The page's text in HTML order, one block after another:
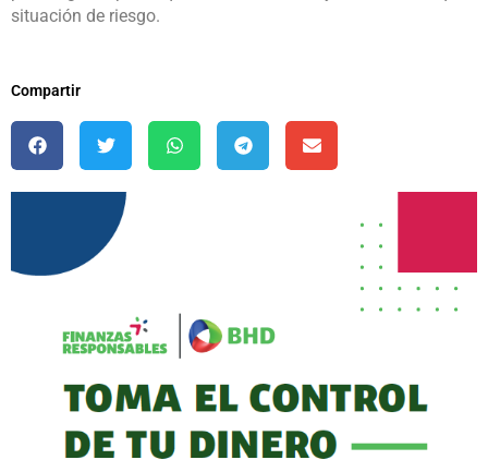
situación de riesgo.
Compartir